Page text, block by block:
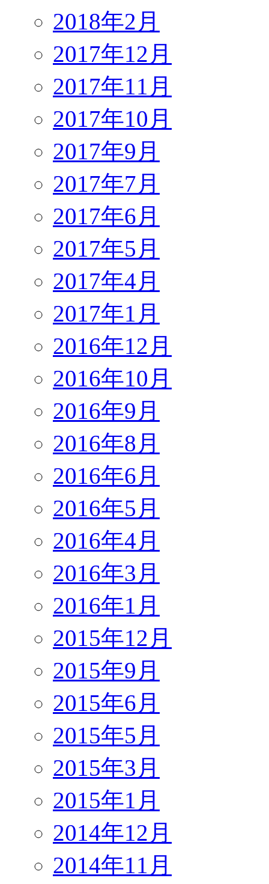
2018年2月
2017年12月
2017年11月
2017年10月
2017年9月
2017年7月
2017年6月
2017年5月
2017年4月
2017年1月
2016年12月
2016年10月
2016年9月
2016年8月
2016年6月
2016年5月
2016年4月
2016年3月
2016年1月
2015年12月
2015年9月
2015年6月
2015年5月
2015年3月
2015年1月
2014年12月
2014年11月